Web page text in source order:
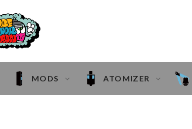
MODS ATOMIZER